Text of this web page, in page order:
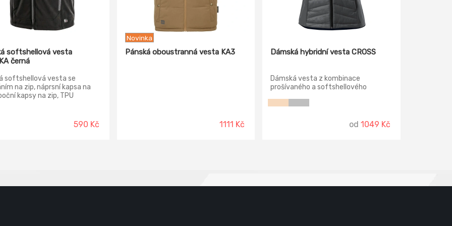
softshellová vesta
černá
softshellová vesta se
na zip, náprsní kapsa na
kapsy na zip, TPU
800 g/m2/24h.
590 Kč
Novinka
Pánská oboustranná vesta KA3
1111 Kč
Dámská hybridní vesta CROSS
Dámská vesta z kombinace
prošívaného a softshellového
spirálovým zipem, tvarovaný a mírně
od 1049 Kč